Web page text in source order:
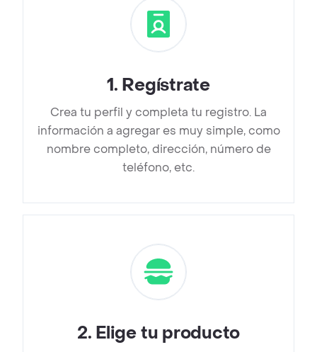
1. Regístrate
Crea tu perfil y completa tu registro. La
información a agregar es muy simple, como
nombre completo, dirección, número de
teléfono, etc.
2. Elige tu producto